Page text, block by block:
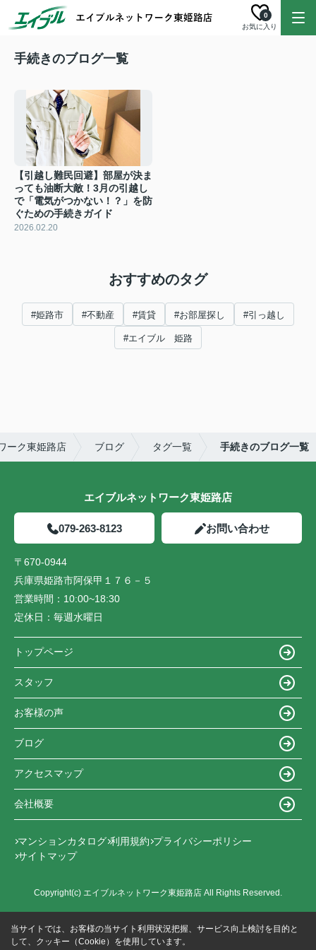
お気に入り
0
手続きのブログ一覧
【引越し難民回避】部屋が決ま
っても油断大敵！3月の引越し
で「電気がつかない！？」を防
ぐための手続きガイド
2026.02.20
おすすめのタグ
#姫路市 #不動産 #賃貸 #お部屋探し #引っ越し
#エイブル 姫路
ーク東姫路店 ブログ タグ一覧 手続きのブログ一覧
エイブルネットワーク東姫路店
079-263-8123 お問い合わせ
〒670-0944
兵庫県姫路市阿保甲１７６－５
営業時間： 10:00~18:30
定休日： 毎週水曜日
トップページ
スタッフ
お客様の声
ブログ
アクセスマップ
会社概要
マンションカタログ 利用規約 プライバシーポリシー
サイトマップ
Copyright(c) エイブルネットワーク東姫路店 All Rights Reserved.
当サイトでは、お客様の当サイト利用状況把握、サービス向上検討を目的と
して、クッキー（Cookie）を使用しています。